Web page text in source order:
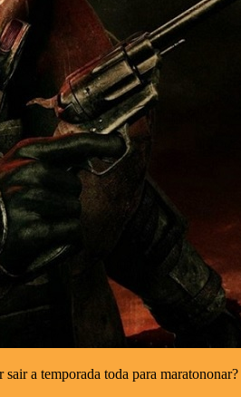
a temporada toda para